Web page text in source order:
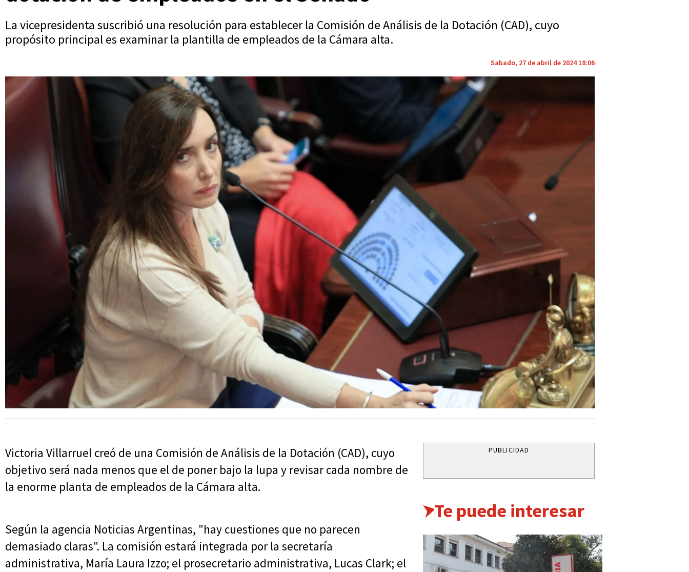
La vicepresidenta suscribió una resolución para establecer la Comisión de Análisis de la Dotación (CAD), cuyo
propósito principal es examinar la plantilla de empleados de la Cámara alta.
Sabado, 27 de abril de 2024 18:06
Victoria Villarruel creó de una Comisión de Análisis de la Dotación (CAD), cuyo
objetivo será nada menos que el de poner bajo la lupa y revisar cada nombre de
la enorme planta de empleados de la Cámara alta.
Según la agencia Noticias Argentinas, "hay cuestiones que no parecen
demasiado claras". La comisión estará integrada por la secretaría
administrativa, María Laura Izzo; el prosecretario administrativa, Lucas Clark; el
PUBLICIDAD
Te puede interesar